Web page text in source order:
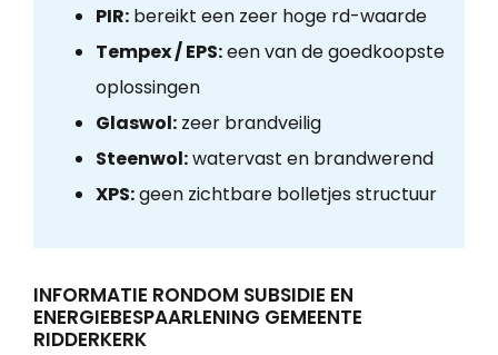
PIR:bereikt een zeer hoge rd-waarde
Tempex / EPS:een van de goedkoopste
oplossingen
Glaswol:zeer brandveilig
Steenwol:watervast en brandwerend
XPS:geen zichtbare bolletjes structuur
INFORMATIE RONDOM SUBSIDIE EN
ENERGIEBESPAARLENING GEMEENTE
RIDDERKERK